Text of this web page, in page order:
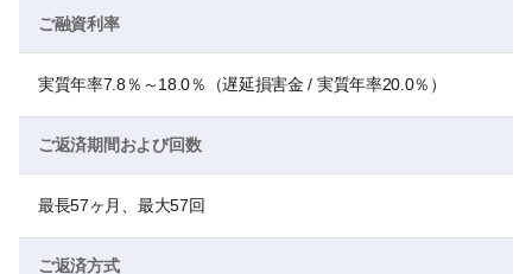
ご融資利率
実質年率7.8％～18.0％（遅延損害金 / 実質年率20.0％）
ご返済期間および回数
最長57ヶ月、最大57回
ご返済方式